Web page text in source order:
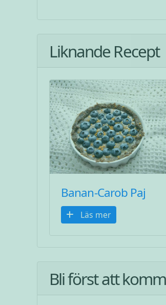
Liknande Recept
Banan-Carob Paj
Läs mer
Bli först att